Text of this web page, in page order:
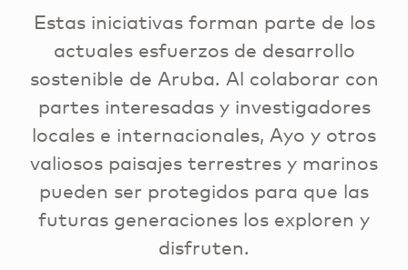
Estas iniciativas forman parte de los
actuales esfuerzos de desarrollo
sostenible de Aruba. Al colaborar con
partes interesadas y investigadores
locales e internacionales, Ayo y otros
valiosos paisajes terrestres y marinos
pueden ser protegidos para que las
futuras generaciones los exploren y
disfruten.